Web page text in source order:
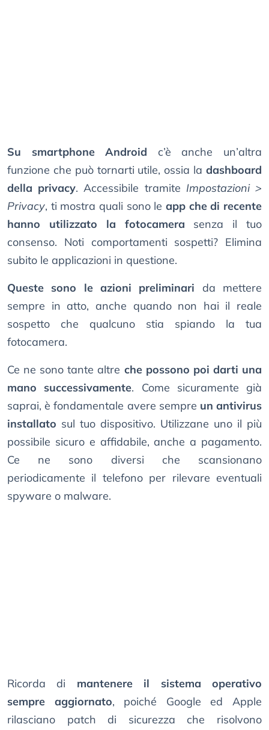
Su smartphone Android c’è anche un’altra
funzione che può tornarti utile, ossia la dashboard
della privacy. Accessibile tramite Impostazioni >
Privacy, ti mostra quali sono le app che di recente
hanno utilizzato la fotocamera senza il tuo
consenso. Noti comportamenti sospetti? Elimina
subito le applicazioni in questione.
Queste sono le azioni preliminari da mettere
sempre in atto, anche quando non hai il reale
sospetto che qualcuno stia spiando la tua
fotocamera.
Ce ne sono tante altre che possono poi darti una
mano successivamente. Come sicuramente già
saprai, è fondamentale avere sempre un antivirus
installato sul tuo dispositivo. Utilizzane uno il più
possibile sicuro e affidabile, anche a pagamento.
Ce ne sono diversi che scansionano
periodicamente il telefono per rilevare eventuali
spyware o malware.
Ricorda di mantenere il sistema operativo
sempre aggiornato, poiché Google ed Apple
rilasciano patch di sicurezza che risolvono